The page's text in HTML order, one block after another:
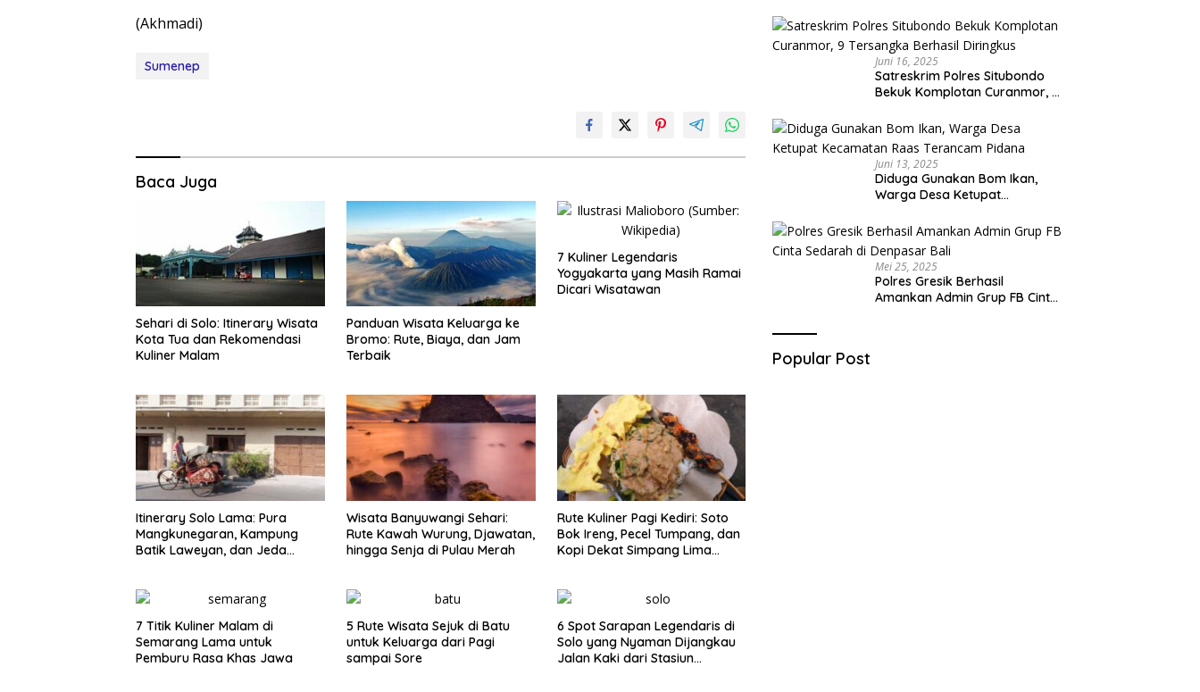
(Akhmadi)
Sumenep
Baca Juga
Sehari di Solo: Itinerary Wisata
Kota Tua dan Rekomendasi
Kuliner Malam
Panduan Wisata Keluarga ke
Bromo: Rute, Biaya, dan Jam
Terbaik
7 Kuliner Legendaris
Yogyakarta yang Masih Ramai
Dicari Wisatawan
Itinerary Solo Lama: Pura
Mangkunegaran, Kampung
Batik Laweyan, dan Jeda
Wisata Banyuwangi Sehari:
Rute Kawah Wurung, Djawatan,
hingga Senja di Pulau Merah
Rute Kuliner Pagi Kediri: Soto
Bok Ireng, Pecel Tumpang, dan
Kopi Dekat Simpang Lima
7 Titik Kuliner Malam di
Semarang Lama untuk
Pemburu Rasa Khas Jawa
5 Rute Wisata Sejuk di Batu
untuk Keluarga dari Pagi
sampai Sore
6 Spot Sarapan Legendaris di
Solo yang Nyaman Dijangkau
Jalan Kaki dari Stasiun
Juni 16, 2025
Satreskrim Polres Situbondo
Bekuk Komplotan Curanmor, 9
Juni 13, 2025
Diduga Gunakan Bom Ikan,
Warga Desa Ketupat
Pidana
Mei 25, 2025
Polres Gresik Berhasil
Amankan Admin Grup FB Cinta
Popular Post